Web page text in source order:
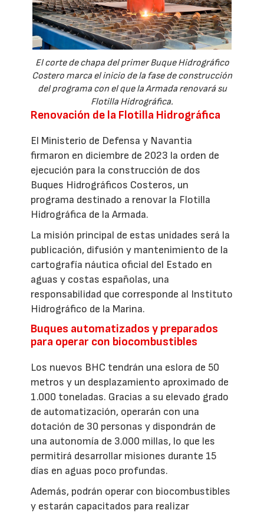
El corte de chapa del primer Buque Hidrográfico
Costero marca el inicio de la fase de construcción
del programa con el que la Armada renovará su
Flotilla Hidrográfica.
Renovación de la Flotilla Hidrográfica
El Ministerio de Defensa y Navantia
firmaron en diciembre de 2023 la orden de
ejecución para la construcción de dos
Buques Hidrográficos Costeros, un
programa destinado a renovar la Flotilla
Hidrográfica de la Armada.
La misión principal de estas unidades será la
publicación, difusión y mantenimiento de la
cartografía náutica oficial del Estado en
aguas y costas españolas, una
responsabilidad que corresponde al Instituto
Hidrográfico de la Marina.
Buques automatizados y preparados
para operar con biocombustibles
Los nuevos BHC tendrán una eslora de 50
metros y un desplazamiento aproximado de
1.000 toneladas. Gracias a su elevado grado
de automatización, operarán con una
dotación de 30 personas y dispondrán de
una autonomía de 3.000 millas, lo que les
permitirá desarrollar misiones durante 15
días en aguas poco profundas.
Además, podrán operar con biocombustibles
y estarán capacitados para realizar